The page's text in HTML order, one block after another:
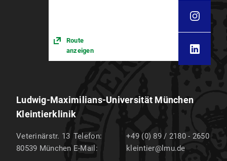
Route
anzeigen
Ludwig-Maximilians-Universität München
Kleintierklinik
Veterinärstr. 13
80539 München
Telefon:
+49 (0) 89 / 2180 - 2650
E-Mail:
kleintier@lmu.de